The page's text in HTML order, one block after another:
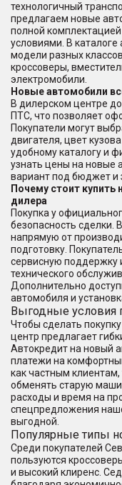
технологичный
предлагаем новые
полной
условиями. В
модели разных
кроссоверы,
электромобили.
Новые автомобили
В дилерском центре
ПТС, что позволяет
Покупатели могут
двигателя, цвет
удобному каталогу и
узнать цены на новые
вариант под бюджет и
Почему стоит
дилера
Покупка у
безопасность сделки.
напрямую от
подготовку.
сервисную поддержку
технического
Дополнительно
автомобиля и
Выгодные условия
Чтобы сделать
центр предлагает
Автокредит на новый
платежи на
как частным
обменять старую
расходы и время на
спецпредложения
выгодной.
Популярные типы
Среди покупателей
пользуются
и высокий клиренс.